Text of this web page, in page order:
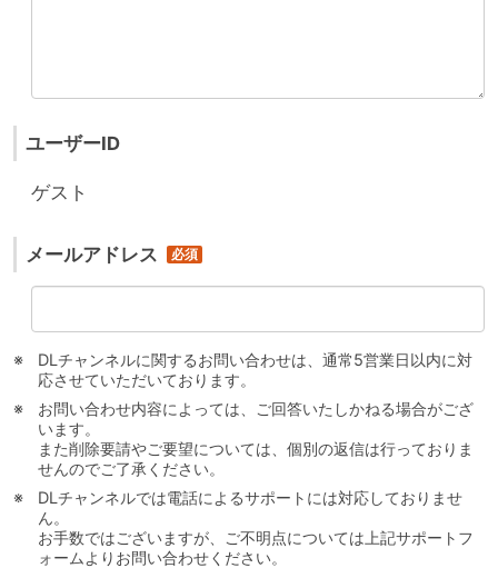
ユーザーID
ゲスト
メールアドレス
DLチャンネルに関するお問い合わせは、通常5営業日以内に対
応させていただいております。
お問い合わせ内容によっては、ご回答いたしかねる場合がござ
います。
また削除要請やご要望については、個別の返信は行っておりま
せんのでご了承ください。
DLチャンネルでは電話によるサポートには対応しておりませ
ん。
お手数ではございますが、ご不明点については上記サポートフ
ォームよりお問い合わせください。